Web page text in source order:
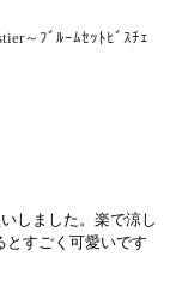
～ﾌﾞﾙｰﾑｾｯﾄﾋﾞｽﾁｪ
しました。楽で涼し
とすごく可愛いです